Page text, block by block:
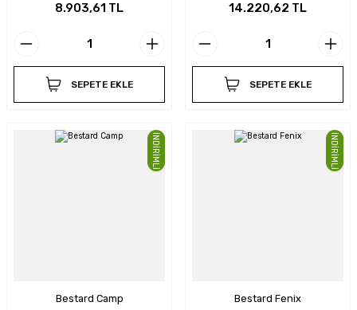
8.903,61 TL
SEPETE EKLE
14.220,62 TL
SEPETE EKLE
İNDİRİMLİ
Bestard Camp
İNDİRİMLİ
Bestard Fenix